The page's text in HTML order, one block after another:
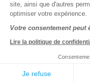
© Djuringa
Police
Solution e-
site, ainsi que d'autres
optimiser votre expérience.
Votre consentement peut
Lire la politique de
Je refuse